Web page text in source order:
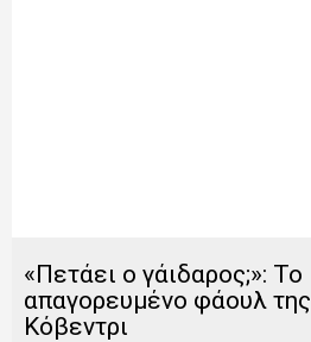
«Πετάει ο γάιδαρος;»: Το
απαγορευμένο φάουλ της
Κόβεντρι